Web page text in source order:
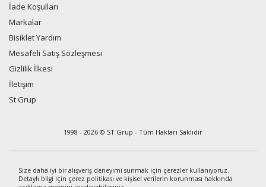
İade Koşulları
Markalar
Bisiklet Yardım
Mesafeli Satış Sözleşmesi
Gizlilik İlkesi
İletişim
St Grup
1998 - 2026 © ST Grup - Tüm Hakları Saklıdır
Size daha iyi bir alışveriş deneyimi sunmak için çerezler kullanıyoruz.
Detaylı bilgi için çerez politikası ve kişisel verilerin korunması hakkında